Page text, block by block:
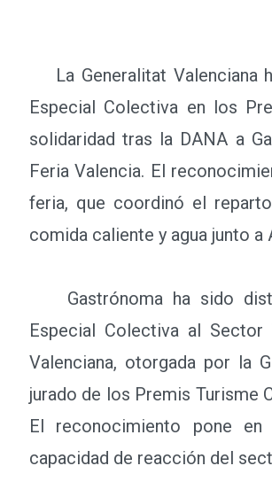
La Generalitat Valenciana
Especial Colectiva en los
solidaridad tras la DANA a
Feria Valencia. El
feria, que coordinó el
comida caliente y agua junto
Gastrónoma ha sido
Especial Colectiva al
Valenciana, otorgada por la
jurado de los Premis Turisme
El reconocimiento pone
capacidad de reacción del